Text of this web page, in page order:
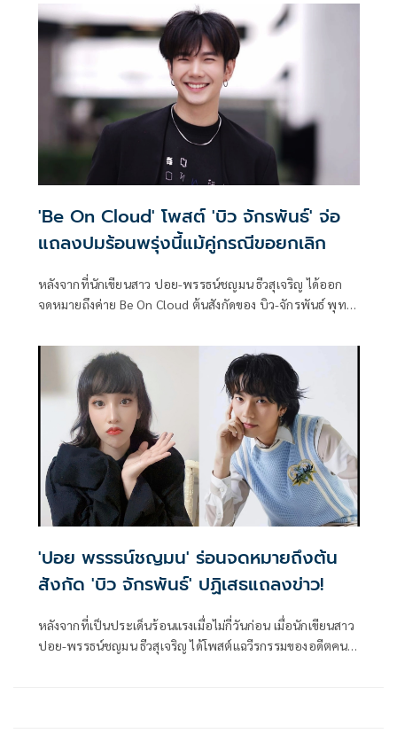
'Be On Cloud' โพสต์ 'บิว จักรพันธ์' จ่อ
แถลงปมร้อนพรุ่งนี้แม้คู่กรณีขอยกเลิก
หลังจากที่นักเขียนสาว ปอย-พรรธน์ชญมน ธีวสุเจริญ ได้ออก
จดหมายถึงค่าย Be On Cloud ต้นสังกัดของ บิว-จักรพันธ์ พุทธา
Forte รักโคตรร้าย สุดท้ายโคตรรัก" เพื่อขอยกเลิกการแถลงข่าว
ที่กำลังจะเกิดขึ้น เพราะกลัวส่งผลต่อรูปคดี
'ปอย พรรธน์ชญมน' ร่อนจดหมายถึงต้น
สังกัด 'บิว จักรพันธ์' ปฏิเสธแถลงข่าว!
หลังจากที่เป็นประเด็นร้อนแรงเมื่อไม่กี่วันก่อน เมื่อนักเขียนสาว
ปอย-พรรธน์ชญมน ธีวสุเจริญ ได้โพสต์แฉวีรกรรมของอดีตคน